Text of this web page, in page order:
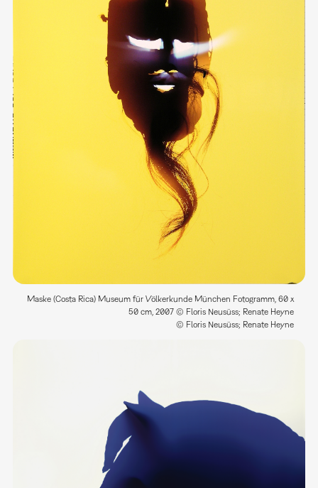
Maske (Costa Rica) Museum für Völkerkunde München Fotogramm, 60 x
50 cm, 2007 © Floris Neusüss; Renate Heyne
© Floris Neusüss; Renate Heyne